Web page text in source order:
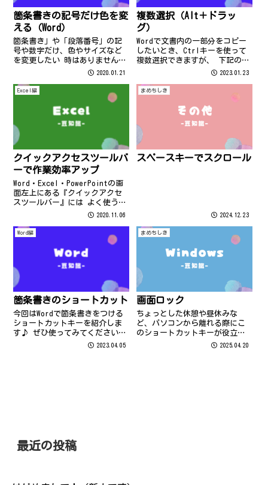
箇条書きの記号だけ色を変
える（Word）
箇条書き」や「段落番号」の記
号や数字だけ、色やサイズなど
を変更したい 時はありません
か？ その際には、下記を参考に
2020.01.21
複数選択（Alt＋ドラッ
グ）
Wordで文書内の一部分をコピー
したいとき、Ctrlキーを使って
複数選択できますが、 下記のよ
うな並びの場合は、Altキーを使
2023.01.23
Excel編
クイックアクセスツールバ
ーで作業効率アップ
Word・Excel・PowerPointの画
面左上にある『クイックアクセ
スツールバー』には よく使う機
能がボタンで表示されていま
時は、ここにある①のボタンを
クリックするだけでできちゃい
ます(^^♪ そ・し・て...
2020.11.06
まめちしき
スペースキーでスクロール
2024.12.23
Word編
箇条書きのショートカット
今回はWordで箇条書きをつける
ショートカットキーを紹介しま
す♪ ぜひ使ってみてください
(*^^*) 箇条書きをつけたい箇所
2023.04.05
まめちしき
画面ロック
ちょっとした休憩や昼休みな
ど、パソコンから離れる際にこ
のショートカットキーが役立ち
ます。誰かに呼ばれたときや会
2025.04.20
最近の投稿